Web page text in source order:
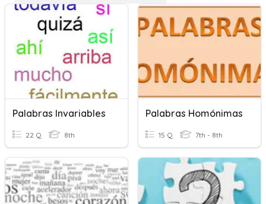
Palabras Invariables
22 Q 8th
Palabras Homónimas
15 Q 7th - 8th